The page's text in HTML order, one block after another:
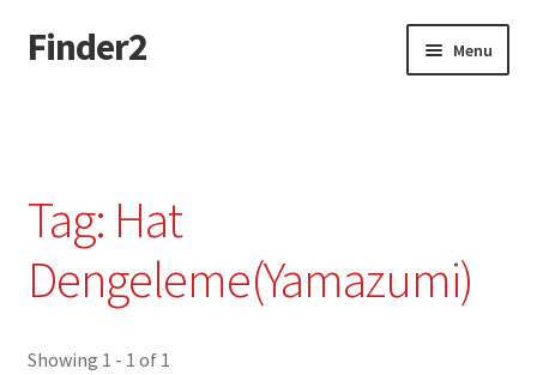
Skip
to
Skip
to
Finder2 Menu
Directory
Tag: Hat
Dengeleme(Yamazumi)
Showing 1 - 1 of 1